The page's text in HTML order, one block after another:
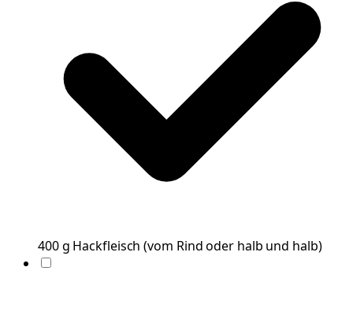
400g Hackfleisch (vom Rind oder halb und halb)